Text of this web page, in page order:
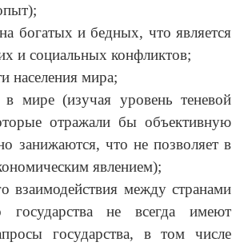
и бедных, что является
и социальных конфликтов;
мира;
(изучая уровень теневой
отражали бы объективную
занижаются, что не позволяет в
явлением);
между странами
государства не всегда имеют
государства, в том числе